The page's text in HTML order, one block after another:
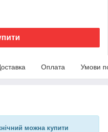
Оплата Умови
можна купити